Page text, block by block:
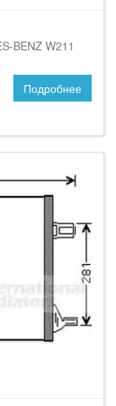
BENZ W211
Подробнее